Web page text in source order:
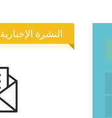
النشرة الإخبارية